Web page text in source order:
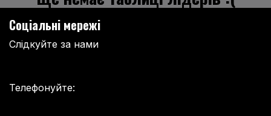
Соціальні мережі
Слідкуйте за нами
Телефонуйте: